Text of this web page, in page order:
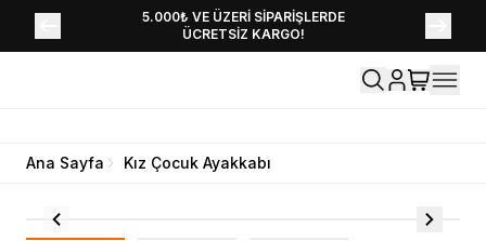
5.000₺ VE ÜZERİ SİPARİŞLERDE
ÜCRETSİZ KARGO!
YENİ SEZON KOLEKSİYONU EKLENDİ,
HEMEN KEŞFET!
Ana Sayfa Kız Çocuk Ayakkabı